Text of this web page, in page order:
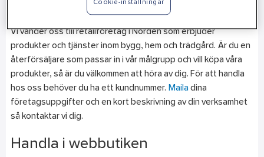
Handla hos oss
Vi vänder oss till retailföretag i Norden som erbjuder
produkter och tjänster inom bygg, hem och trädgård. Är du en
återförsäljare som passar in i vår målgrupp och vill köpa våra
produkter, så är du välkommen att höra av dig. För att handla
hos oss behöver du ha ett kundnummer. Maila dina
företagsuppgifter och en kort beskrivning av din verksamhet
så kontaktar vi dig.
Handla i webbutiken
Cookie-inställningar